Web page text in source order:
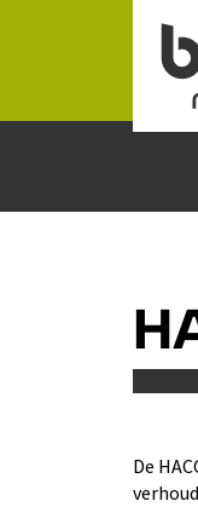
Naar
De